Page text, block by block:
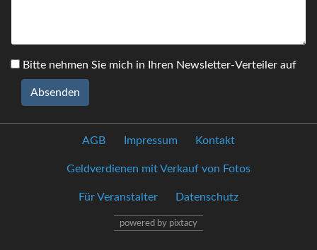
Bitte nehmen Sie mich in Ihren Newsletter-Verteiler auf
Absenden
AGB Impressum Kontakt
Geldverdienen mit Verkauf von Fotos
Für Veranstalter Datenschutz
powered by pixtacy